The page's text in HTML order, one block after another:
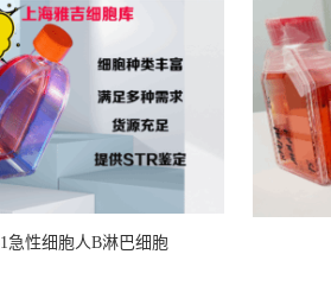
急性细胞人B淋巴细胞